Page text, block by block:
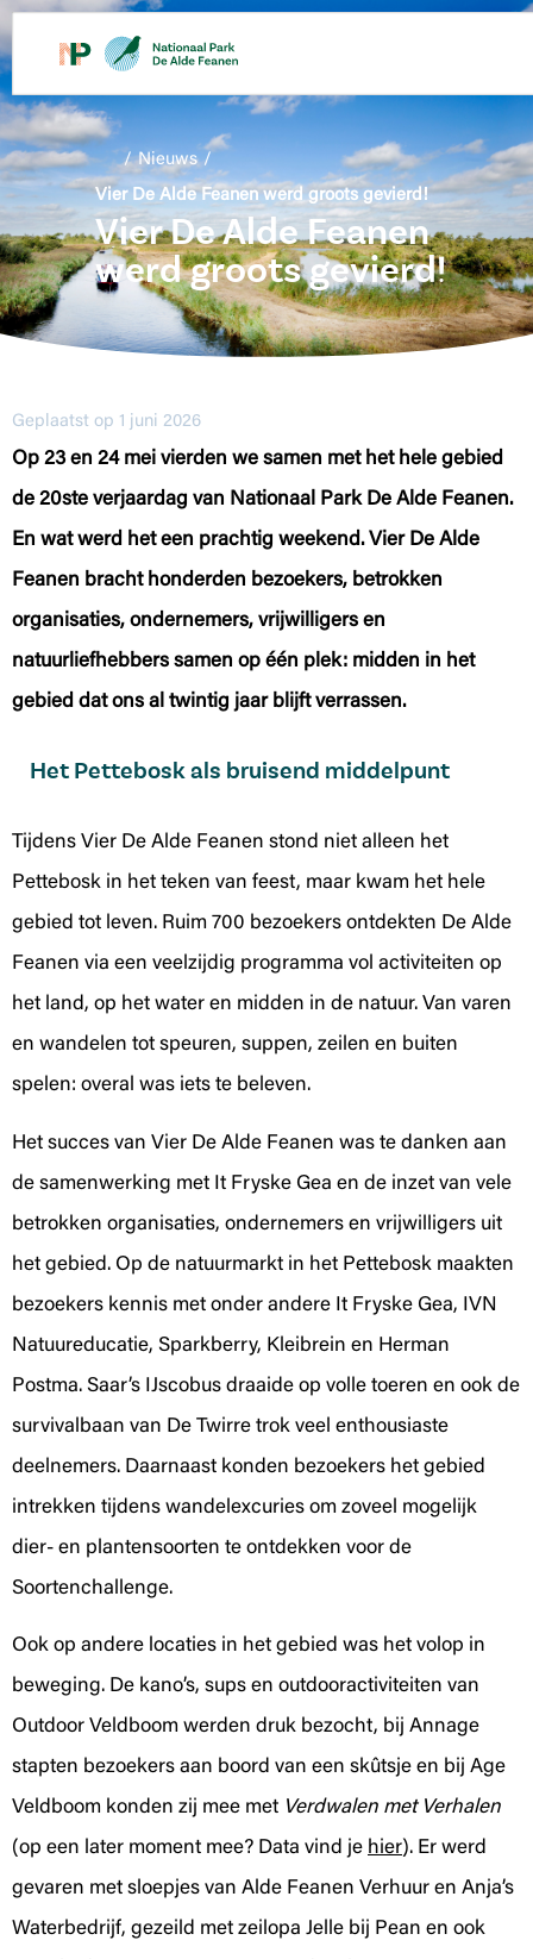
/ Nieuws /
Vier De Alde Feanen werd groots gevierd!
Vier De Alde Feanen
werd groots gevierd!
Geplaatst op 1 juni 2026
Op 23 en 24 mei vierden we samen met het hele gebied
de 20ste verjaardag van Nationaal Park De Alde Feanen.
En wat werd het een prachtig weekend. Vier De Alde
Feanen bracht honderden bezoekers, betrokken
organisaties, ondernemers, vrijwilligers en
natuurliefhebbers samen op één plek: midden in het
gebied dat ons al twintig jaar blijft verrassen.
Het Pettebosk als bruisend middelpunt
Tijdens Vier De Alde Feanen stond niet alleen het
Pettebosk in het teken van feest, maar kwam het hele
gebied tot leven. Ruim 700 bezoekers ontdekten De Alde
Feanen via een veelzijdig programma vol activiteiten op
het land, op het water en midden in de natuur. Van varen
en wandelen tot speuren, suppen, zeilen en buiten
spelen: overal was iets te beleven.
Het succes van Vier De Alde Feanen was te danken aan
de samenwerking met It Fryske Gea en de inzet van vele
betrokken organisaties, ondernemers en vrijwilligers uit
het gebied. Op de natuurmarkt in het Pettebosk maakten
bezoekers kennis met onder andere It Fryske Gea, IVN
Natuureducatie, Sparkberry, Kleibrein en Herman
Postma. Saar’s IJscobus draaide op volle toeren en ook de
survivalbaan van De Twirre trok veel enthousiaste
deelnemers. Daarnaast konden bezoekers het gebied
intrekken tijdens wandelexcuries om zoveel mogelijk
dier- en plantensoorten te ontdekken voor de
Soortenchallenge.
Ook op andere locaties in het gebied was het volop in
beweging. De kano’s, sups en outdooractiviteiten van
Outdoor Veldboom werden druk bezocht, bij Annage
stapten bezoekers aan boord van een skûtsje en bij Age
Veldboom konden zij mee met Verdwalen met Verhalen
(op een later moment mee? Data vind je hier). Er werd
gevaren met sloepjes van Alde Feanen Verhuur en Anja’s
Waterbedrijf, gezeild met zeilopa Jelle bij Pean en ook